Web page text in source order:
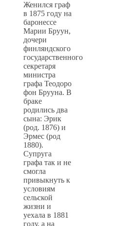
Женился граф
в 1875 году на
баронессе
Марии Бруун,
дочери
финляндского
государственного
секретаря
министра
графа Теодоро
фон Брууна. В
браке
родились два
сына: Эрик
(род. 1876) и
Эрмес (род
1880).
Супруга
графа так и не
смогла
привыкнуть к
условиям
сельской
жизни и
уехала в 1881
году, а на